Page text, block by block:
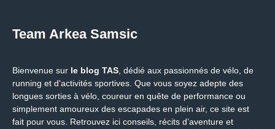
Team Arkea Samsic
Bienvenue sur le blog TAS , dédié aux passionnés de vélo, de
running et d'activités sportives. Que vous soyez adepte des
longues sorties à vélo, coureur en quête de performance ou
simplement amoureux des escapades en plein air, ce site est
fait pour vous. Retrouvez ici conseils, récits d’aventure et